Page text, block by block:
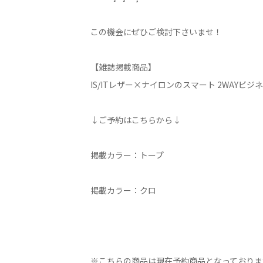
この機会にぜひご検討下さいませ！
【雑誌掲載商品】
IS/ITレザー×ナイロンのスマート 2WAYビジ
↓ご予約はこちらから↓
掲載カラー：トープ
掲載カラー：クロ
※こちらの商品は現在予約商品となっておりま